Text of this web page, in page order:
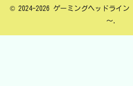
© 2024-2026 ゲーミングヘッドライ
～.